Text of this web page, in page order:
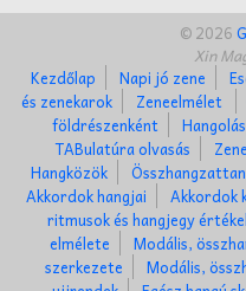
© 2026
Xin
Kezdőlap
Napi jó zene
és zenekarok
Zeneelmélet
földrészenként
TABulatúra olvasás
Hangközök
Összhangzattan
Akkordok hangjai
Akkordok
ritmusok és hangjegy
elmélete
Modális,
szerkezete
Modális,